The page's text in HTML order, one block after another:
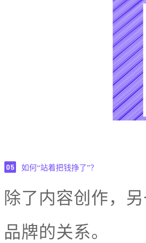
如何“站着把钱挣了”？
除了内容创作，
品牌的关系。